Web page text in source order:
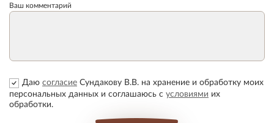
Ваш комментарий
Даю согласие Сундакову В.В. на хранение и обработку моих
персональных данных и соглашаюсь с условиями их
обработки.